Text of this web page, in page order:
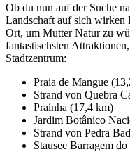
Ob du nun auf der Suche
Landschaft auf sich wirken
Ort, um Mutter Natur zu
fantastischsten
Stadtzentrum:
Praia de Mangue
Strand von Quebra
Praínha (17,4 km)
Jardim Botânico
Strand von Pedra
Stausee Barragem